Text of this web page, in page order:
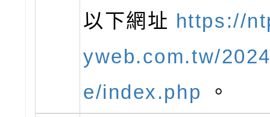
以下網址 https://
yweb.com.tw/
e/index.php 。